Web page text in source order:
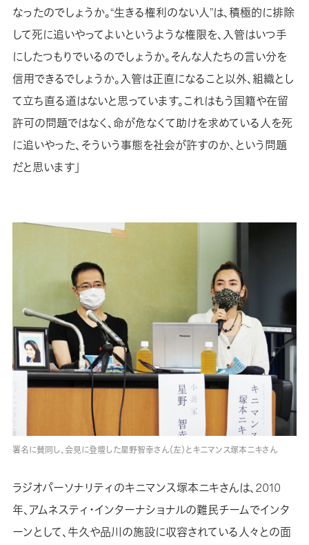
なったのでしょうか。“生きる権利のない人”は、積極的に排除
して死に追いやってよいというような権限を、入管はいつ手
にしたつもりでいるのでしょうか。そんな人たちの言い分を
信用できるでしょうか。入管は正直になること以外、組織とし
て立ち直る道はないと思っています。これはもう国籍や在留
許可の問題ではなく、命が危なくて助けを求めている人を死
に追いやった、そういう事態を社会が許すのか、という問題
だと思います」
署名に賛同し、会見に登壇した星野智幸さん（左）とキニマンス塚本ニキさん
ラジオパーソナリティのキニマンス塚本ニキさんは、2010
年、アムネスティ・インターナショナルの難民チームでインタ
ーンとして、牛久や品川の施設に収容されている人々との面